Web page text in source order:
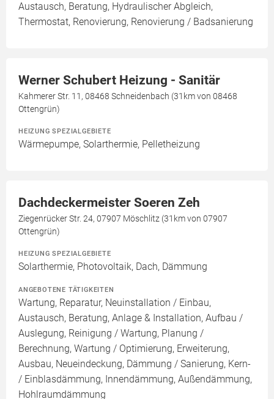
Austausch, Beratung, Hydraulischer Abgleich,
Thermostat, Renovierung, Renovierung / Badsanierung
Werner Schubert Heizung - Sanitär
Kahmerer Str. 11, 08468 Schneidenbach (31km von 08468
Ottengrün)
HEIZUNG SPEZIALGEBIETE
Wärmepumpe, Solarthermie, Pelletheizung
Dachdeckermeister Soeren Zeh
Ziegenrücker Str. 24, 07907 Möschlitz (31km von 07907
Ottengrün)
HEIZUNG SPEZIALGEBIETE
Solarthermie, Photovoltaik, Dach, Dämmung
ANGEBOTENE TÄTIGKEITEN
Wartung, Reparatur, Neuinstallation / Einbau,
Austausch, Beratung, Anlage & Installation, Aufbau /
Auslegung, Reinigung / Wartung, Planung /
Berechnung, Wartung / Optimierung, Erweiterung,
Ausbau, Neueindeckung, Dämmung / Sanierung, Kern-
/ Einblasdämmung, Innendämmung, Außendämmung,
Hohlraumdämmung